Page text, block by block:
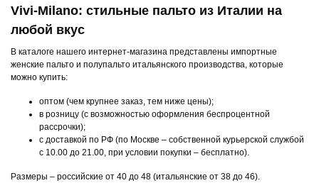
Vivi-Milano: стильные пальто из Италии на
любой вкус
В каталоге нашего интернет-магазина представлены импортные
женские пальто и полупальто итальянского производства, которые
можно купить:
оптом (чем крупнее заказ, тем ниже цены);
в розницу (с возможностью оформления беспроцентной
рассрочки);
с доставкой по РФ (по Москве – собственной курьерской службой
с 10.00 до 21.00, при условии покупки – бесплатно).
Размеры – российские от 40 до 48 (итальянские от 38 до 46).